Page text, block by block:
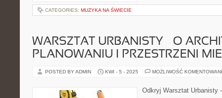
CATEGORIES: MUZYKA NA ŚWIECIE
WARSZTAT URBANISTY – O
PLANOWANIU I PRZESTRZENI
POSTED BY ADMIN KWI - 5 - 2025 MOŻLIWOŚĆ
Odkryj Warsztat Urbanisty